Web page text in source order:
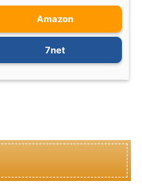
Amazon
7net